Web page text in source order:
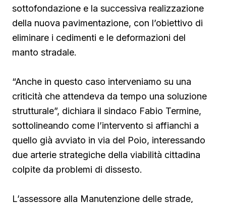
sottofondazione e la successiva realizzazione
della nuova pavimentazione, con l’obiettivo di
eliminare i cedimenti e le deformazioni del
manto stradale.
“Anche in questo caso interveniamo su una
criticità che attendeva da tempo una soluzione
strutturale”, dichiara il sindaco Fabio Termine,
sottolineando come l’intervento si affianchi a
quello già avviato in via del Poio, interessando
due arterie strategiche della viabilità cittadina
colpite da problemi di dissesto.
L’assessore alla Manutenzione delle strade,